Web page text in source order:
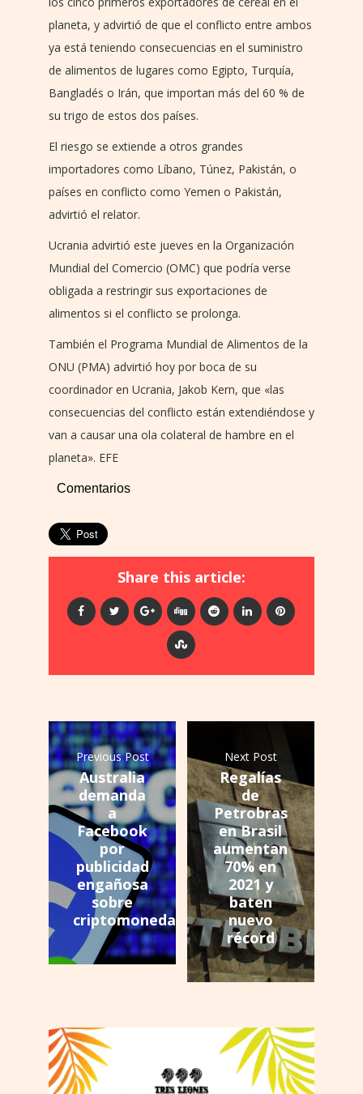
planeta, y advirtió de que el conflicto entre ambos
ya está teniendo consecuencias en el suministro
de alimentos de lugares como Egipto, Turquía,
Bangladés o Irán, que importan más del 60 % de
su trigo de estos dos países.
El riesgo se extiende a otros grandes
importadores como Líbano, Túnez, Pakistán, o
países en conflicto como Yemen o Pakistán,
advirtió el relator.
Ucrania advirtió este jueves en la Organización
Mundial del Comercio (OMC) que podría verse
obligada a restringir sus exportaciones de
alimentos si el conflicto se prolonga.
También el Programa Mundial de Alimentos de la
ONU (PMA) advirtió hoy por boca de su
coordinador en Ucrania, Jakob Kern, que «las
consecuencias del conflicto están extendiéndose y
van a causar una ola colateral de hambre en el
planeta». EFE
Comentarios
Share this article:
Previous Post
Australia
demanda
a
Facebook
por
publicidad
engañosa
sobre
criptomonedas
Next Post
Regalías
de
Petrobras
en Brasil
aumentan
70% en
2021 y
baten
nuevo
récord